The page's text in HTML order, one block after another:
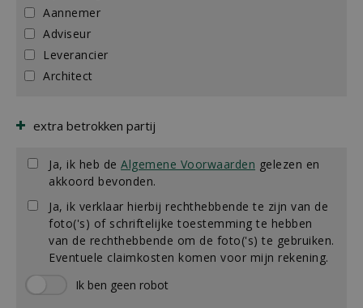
Aannemer
Adviseur
Leverancier
Architect
extra betrokken partij
Ja, ik heb de Algemene Voorwaarden gelezen en
akkoord bevonden.
Ja, ik verklaar hierbij rechthebbende te zijn van de
foto('s) of schriftelijke toestemming te hebben
van de rechthebbende om de foto('s) te gebruiken.
Eventuele claimkosten komen voor mijn rekening.